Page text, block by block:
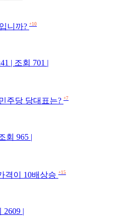
니까? +10
| 조회 701 |
주당 당대표는? +7
회 965 |
격이 10배상승 +15
2609 |